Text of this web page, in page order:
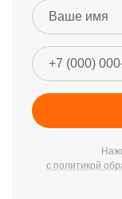
с политикой